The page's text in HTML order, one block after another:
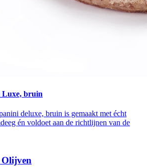
Luxe, bruin
deluxe, bruin is gemaakt met écht
én voldoet aan de richtlijnen van de